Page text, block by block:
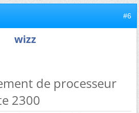
#6
wizz
de processeur
2300